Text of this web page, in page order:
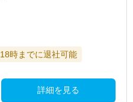
18時までに退社可能
詳細を見る